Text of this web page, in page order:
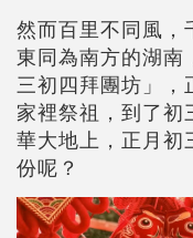
然而百里不同風，
東同為南方的湖南
三初四拜團坊」，
家裡祭祖，到了初
華大地上，正月初
份呢？